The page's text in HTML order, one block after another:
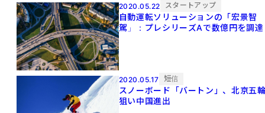
2020.05.22 スタートアップ
自動運転ソリューションの「宏景智
駕」：プレシリーズAで数億円を調達
2020.05.17 短信
スノーボード「バートン」、北京五
狙い中国進出